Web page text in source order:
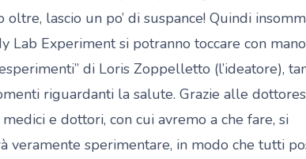
oltre, lascio un po’ di suspance! Quindi
Lab Experiment si potranno toccare con
di Loris Zoppelletto (l’ideatore),
riguardanti la salute. Grazie alle
e dottori, con cui avremo a che fare, si
veramente sperimentare, in modo che tutti